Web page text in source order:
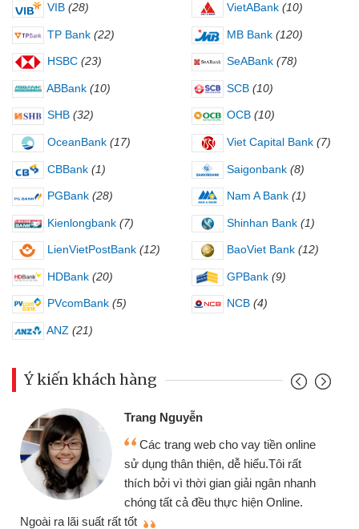
VIB (28) VietABank (10)
TP Bank (22) MB Bank (120)
HSBC (23) SeABank (78)
ABBank (10) SCB (10)
SHB (32) OCB (10)
OceanBank (17) Viet Capital Bank (7)
CBBank (1) Saigonbank (8)
PGBank (28) Nam A Bank (1)
Kienlongbank (7) Shinhan Bank (1)
LienVietPostBank (12) BaoViet Bank (12)
HDBank (20) GPBank (9)
PVcomBank (5) NCB (4)
ANZ (21)
Ý kiến khách hàng
Trang Nguyễn
Các trang web cho vay tiền online
sử dụng thân thiện, dễ hiểu.Tôi rất
thích bởi vì thời gian giải ngân nhanh
chóng tất cả đều thực hiện Online.
Ngoài ra lãi suất rất tốt